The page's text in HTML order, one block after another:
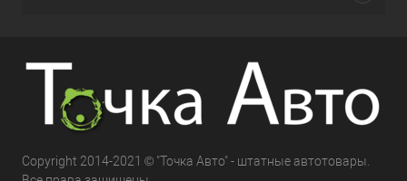
Copyright 2014-2021 © "Точка Авто" - штатные автотовары.